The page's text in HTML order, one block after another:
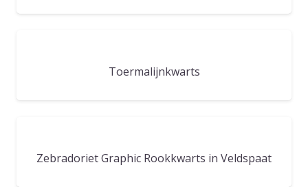
Toermalijnkwarts
Zebradoriet Graphic Rookkwarts in Veldspaat